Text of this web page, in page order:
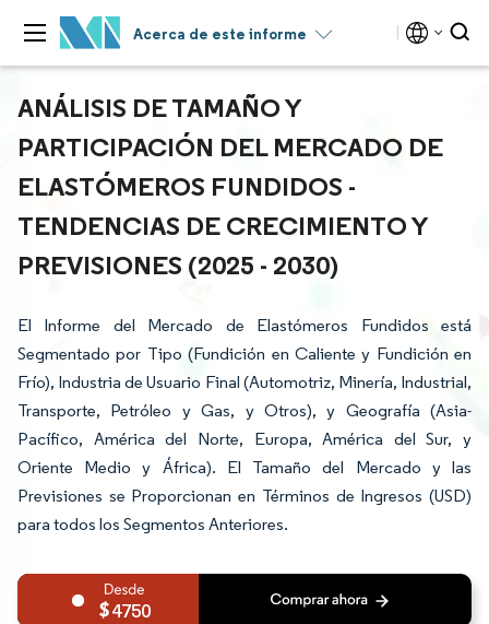
Acerca de este informe
ANÁLISIS DE TAMAÑO Y
PARTICIPACIÓN DEL MERCADO DE
ELASTÓMEROS FUNDIDOS -
TENDENCIAS DE CRECIMIENTO Y
PREVISIONES (2025 - 2030)
El Informe del Mercado de Elastómeros Fundidos está
Segmentado por Tipo (Fundición en Caliente y Fundición en
Frío), Industria de Usuario Final (Automotriz, Minería, Industrial,
Transporte, Petróleo y Gas, y Otros), y Geografía (Asia-
Pacífico, América del Norte, Europa, América del Sur, y
Oriente Medio y África). El Tamaño del Mercado y las
Previsiones se Proporcionan en Términos de Ingresos (USD)
para todos los Segmentos Anteriores.
4750